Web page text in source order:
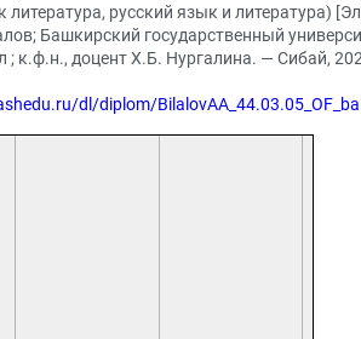
русский язык и литература)
Башкирский государственный
; к.ф.н., доцент Х.Б. Нургалина. — Сибай,
dl/diplom/